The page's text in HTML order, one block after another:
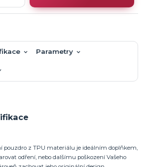
Parametry
pouzdro z TPU materiálu je ideálním doplňkem,
odření, nebo dalšímu poškození Vašeho